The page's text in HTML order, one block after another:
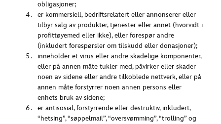
obligasjoner;
er kommersiell, bedriftsrelatert eller annonserer eller
tilbyr salg av produkter, tjenester eller annet (hvorvidt i
profittøyemed eller ikke), eller forespør andre
(inkludert forespørsler om tilskudd eller donasjoner);
inneholder et virus eller andre skadelige komponenter,
eller på annen måte tukler med, påvirker eller skader
noen av sidene eller andre tilkoblede nettverk, eller på
annen måte forstyrrer noen annen persons eller
enhets bruk av sidene;
er antisosial, forstyrrende eller destruktiv, inkludert,
“hetsing”, “søppelmail”, “oversvømming”, “trolling” og